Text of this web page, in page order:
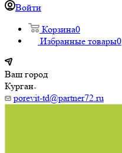
Войти
Корзина0
Избранные товары0
Ваш город
Курган
porevit-td@partner72.ru